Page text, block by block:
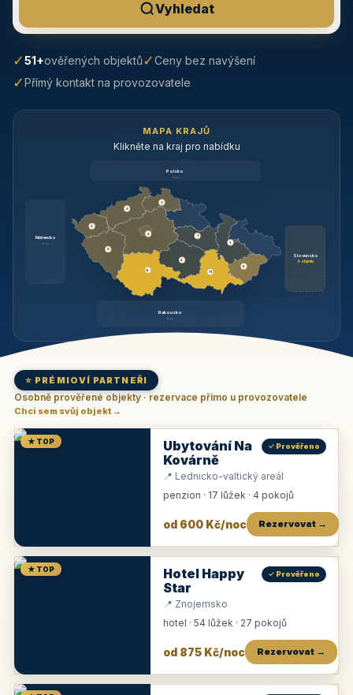
Vyhledat
✓51+ověřených objektů✓Ceny bez navýšení
✓Přímý kontakt na provozovatele
MAPA KRAJŮ
Klikněte na kraj pro nabídku
Polsko
brzy
Německo
brzy
Slovensko
6 objektů
Rakousko
brzy
3
9
3
3
3
3
1
2
11
1
6
⭐ PRÉMIOVÍ PARTNEŘI
Osobně prověřené objekty · rezervace přímo u provozovatele
Chci sem svůj objekt →
★ TOP
Ubytování Na
Kovárně
✓ Prověřeno
📍 Lednicko-valtický areál
penzion · 17 lůžek · 4 pokojů
od 600 Kč/noc Rezervovat →
★ TOP
Hotel Happy
Star
✓ Prověřeno
📍 Znojemsko
hotel · 54 lůžek · 27 pokojů
od 875 Kč/noc Rezervovat →